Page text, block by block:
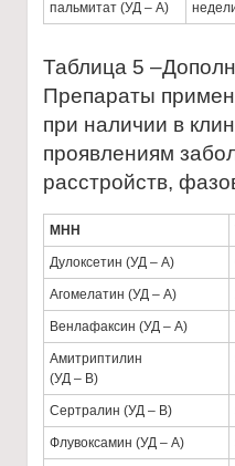
пальмитат (УД – А)
Таблица 5
Препараты
при наличии в
проявлениям
расстройств,
МНН
Дулоксетин (УД – А)
Агомелатин (УД – А)
Венлафаксин (УД – А)
Амитриптилин
(УД – В)
Сертралин (УД – В)
Флувоксамин (УД – А)